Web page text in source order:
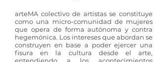
arteMA colectivo de artistas se constituye
como una micro-comunidad de mujeres
que opera de forma autónoma y contra
hegemónica. Los intereses que abordan se
construyen en base a poder ejercer una
fisura en la cultura desde el arte,